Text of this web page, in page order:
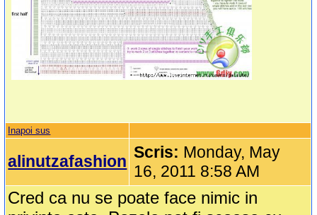
Inapoi sus
alinutzafashion Scris: Monday, May
16, 2011 8:58 AM
Cred ca nu se poate face nimic in